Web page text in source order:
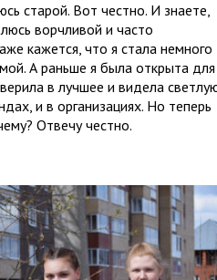
старой. Вот честно. И знаете,
ворчливой и часто
кажется, что я стала немного
А раньше я была открыта для
в лучшее и видела
и в организациях. Но теперь
Отвечу честно.